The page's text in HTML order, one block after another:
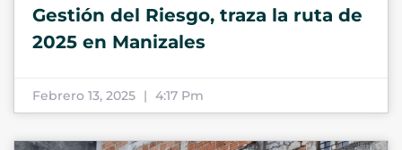
Gestión del Riesgo, traza la ruta de
2025 en Manizales
Febrero 13, 2025 4:17 Pm